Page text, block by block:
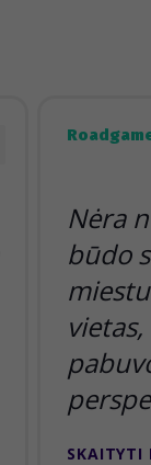
Nėra
būdo
SKAITYTI